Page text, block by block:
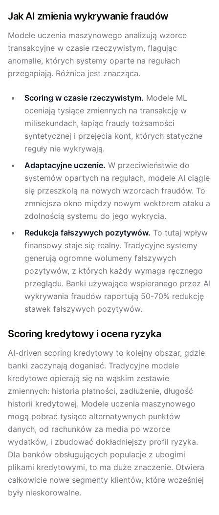
Jak AI zmienia wykrywanie fraudów
Modele uczenia maszynowego analizują wzorce
transakcyjne w czasie rzeczywistym, flagując
anomalie, których systemy oparte na regułach
przegapiają. Różnica jest znacząca.
Scoring w czasie rzeczywistym. Modele ML
oceniają tysiące zmiennych na transakcję w
milisekundach, łapiąc fraudy tożsamości
syntetycznej i przejęcia kont, których statyczne
reguły nie wykrywają.
Adaptacyjne uczenie. W przeciwieństwie do
systemów opartych na regułach, modele AI ciągle
się przeszkolą na nowych wzorcach fraudów. To
zmniejsza okno między nowym wektorem ataku a
zdolnością systemu do jego wykrycia.
Redukcja fałszywych pozytywów. To tutaj wpływ
finansowy staje się realny. Tradycyjne systemy
generują ogromne wolumeny fałszywych
pozytywów, z których każdy wymaga ręcznego
przeglądu. Banki używające wspieranego przez AI
wykrywania fraudów raportują 50-70% redukcję
stawek fałszywych pozytywów.
Scoring kredytowy i ocena ryzyka
AI-driven scoring kredytowy to kolejny obszar, gdzie
banki zaczynają doganiać. Tradycyjne modele
kredytowe opierają się na wąskim zestawie
zmiennych: historia płatności, zadłużenie, długość
historii kredytowej. Modele uczenia maszynowego
mogą pobrać tysiące alternatywnych punktów
danych, od rachunków za media po wzorce
wydatków, i zbudować dokładniejszy profil ryzyka.
Dla banków obsługujących populacje z ubogimi
plikami kredytowymi, to ma duże znaczenie. Otwiera
całkowicie nowe segmenty klientów, które wcześniej
były nieskorowalne.